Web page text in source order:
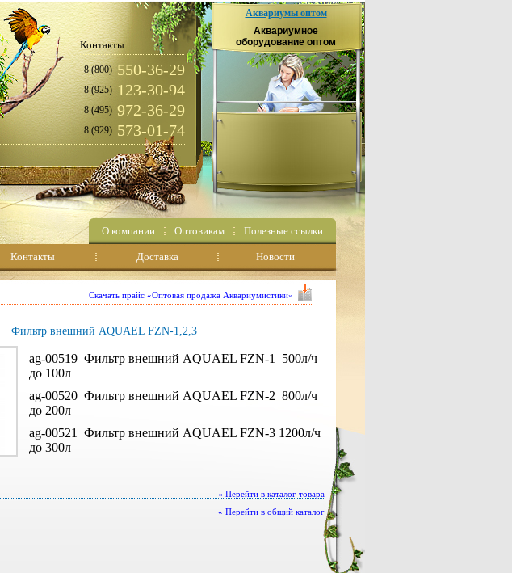
Контакты
8 (800) 550-36-29
8 (925) 123-30-94
8 (495) 972-36-29
8 (929) 573-01-74
Аквариумы оптом
Аквариумное
оборудование оптом
О компании Оптовикам Полезные ссылки
Контакты Доставка Новости
Скачать прайс «Оптовая продажа Аквариумистики»
Фильтр внешний AQUAEL FZN-1,2,3
ag-00519 Фильтр внешний AQUAEL FZN-1 500л/ч
до 100л
ag-00520 Фильтр внешний AQUAEL FZN-2 800л/ч
до 200л
ag-00521 Фильтр внешний AQUAEL FZN-3 1200л/ч
до 300л
« Перейти в каталог товара
« Перейти в общий каталог